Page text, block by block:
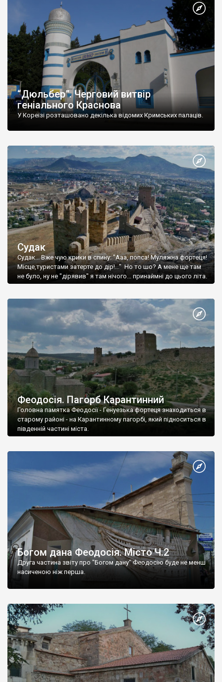
“Дюльбер”. Черговий витвір
геніального Краснова
У Кореїзі розташовано декілька відомих Кримських палаців.
Судак
Судак... Вже чую крики в спину: "Ааа, попса! Муляжна фортеця!
Місце,туристами затерте до дір!..." Но то шо? А мене ще там
не було, ну не "дірявив" я там нічого... принаймні до цього літа.
Феодосія. Пагорб Карантинний
Головна памятка Феодосії - Генуезька фортеця знаходиться в
старому районі - на Карантинному пагорбі, який підноситься в
південній частині міста.
Богом дана Феодосія. Місто Ч.2
Друга частина звіту про "Богом дану" Феодосію буде не менш
насиченою ніж перша.